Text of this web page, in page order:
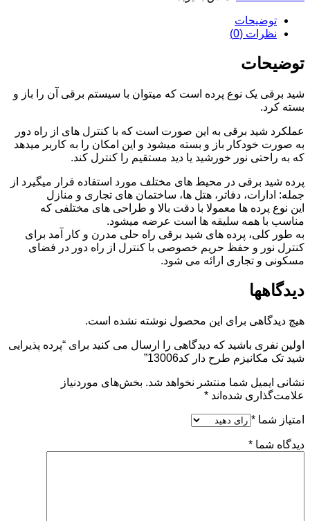
کد13006
توضیحات
نظرات (0)
توضیحات
شید برقی یک نوع پرده است که میتوان با سیستم برقی آن را باز و
بسته کرد.
عملکرد شید برقی به این صورت است که با کنترل های از راه دور
به صورت خودکار باز و بسته میشود و این امکان را به کاربر میدهد
که به راحتی نور خورشید یا دید مستقیم را کنترل کند.
پرده شید برقی در محیط های مختلف مورد استفاده قرار میگیرد از
جمله: ادارات، دفاتر، هتل ها، ساختمان های تجاری و منازل
این نوع پرده ها معمولا با دقت بالا و طراحی های مختلفی که
مناسب با همه سلیقه ها است عرضه میشود.
به طور کلی، پرده های شید برقی راه حلی مدرن و کار آمد برای
کنترل نور و حفظ حریم خصوصی با کنترل از راه دور در فضای
مسکونی و تجاری ارائه می شود.
دیدگاهها
هیچ دیدگاهی برای این محصول نوشته نشده است.
اولین نفری باشید که دیدگاهی را ارسال می کنید برای “پرده پذیرایی
شید تک مکانیزم طرح دار کد13006”
نشانی ایمیل شما منتشر نخواهد شد. بخش‌های موردنیاز
علامت‌گذاری شده‌اند *
امتیاز شما *
دیدگاه شما *